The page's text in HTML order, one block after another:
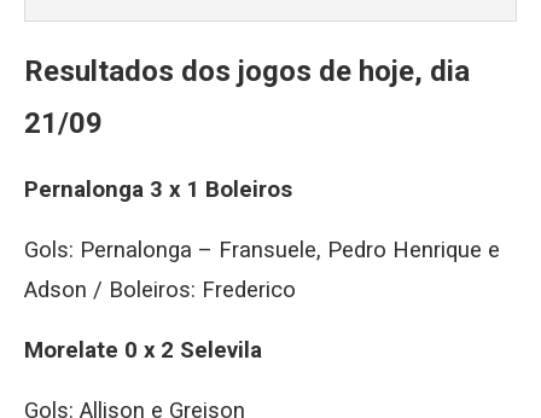
Resultados dos jogos de hoje, dia
21/09
Pernalonga 3 x 1 Boleiros
Gols: Pernalonga – Fransuele, Pedro Henrique e
Adson / Boleiros: Frederico
Morelate 0 x 2 Selevila
Gols: Allison e Greison